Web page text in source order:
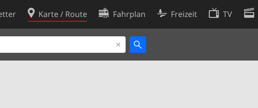
Karte / Route Fahrplan Freizeit TV
Cookie-Richtlinie
Cookie-Einstellungen